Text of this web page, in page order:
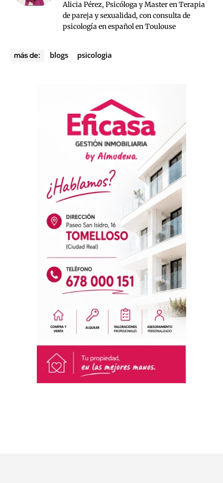
Alicia Pérez, Psicóloga y Master en Terapia
de pareja y sexualidad, con consulta de
psicología en español en Toulouse
más de: blogs psicologia